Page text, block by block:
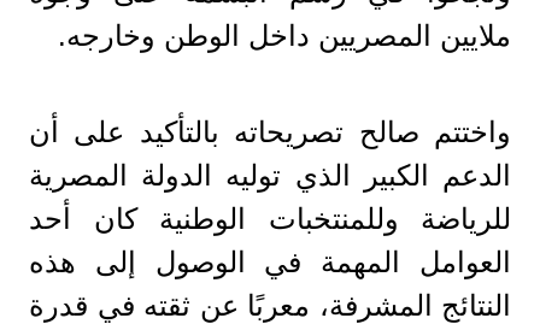
ملايين المصريين داخل الوطن وخارجه.
واختتم صالح تصريحاته بالتأكيد على أن
الدعم الكبير الذي توليه الدولة المصرية
للرياضة وللمنتخبات الوطنية كان أحد
العوامل المهمة في الوصول إلى هذه
النتائج المشرفة، معربًا عن ثقته في قدرة